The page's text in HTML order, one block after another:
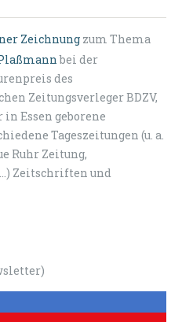
Zeichnung zum Thema
bei der
des
Zeitungsverleger BDZV,
Essen geborene
Tageszeitungen (u. a.
Ruhr Zeitung,
Zeitschriften und